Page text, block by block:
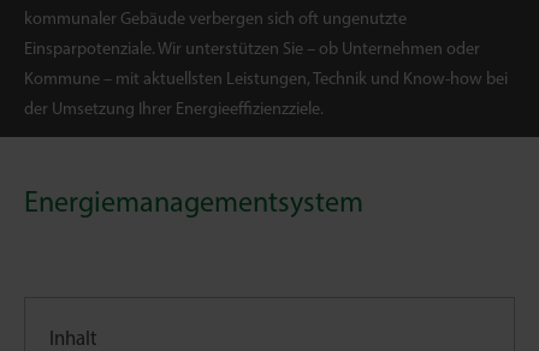
kommunaler Gebäude verbergen sich oft ungenutzte
Einsparpotenziale. Wir unterstützen Sie – ob Unternehmen oder
Kommune – mit aktuellsten Leistungen, Technik und Know-how bei
der Umsetzung Ihrer Energieeffizienzziele.
Energiemanagementsystem
Inhalt